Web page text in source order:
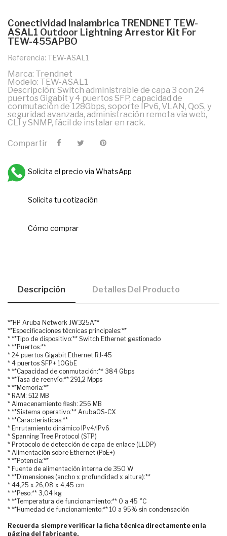
Conectividad Inalambrica TRENDNET TEW-
ASAL1 Outdoor Lightning Arrestor Kit For
TEW-455APBO
Referencia: TEW-ASAL1
Marca: Trendnet
Modelo: TEW-ASAL1
Descripción: Switch administrable de capa 3 con 24
puertos Gigabit y 4 puertos SFP, capacidad de
conmutación de 128Gbps, soporte IPv6, VLAN, QoS, y
seguridad avanzada, administración remota vía web,
CLI y SNMP, fácil de instalar en rack.
Compartir
Solicita el precio via WhatsApp
Solicita tu cotización
Cómo comprar
Descripción Detalles Del Producto
**HP Aruba Network JW325A**
**Especificaciones técnicas principales:**
* **Tipo de dispositivo:** Switch Ethernet gestionado
* **Puertos:**
* 24 puertos Gigabit Ethernet RJ-45
* 4 puertos SFP+ 10GbE
* **Capacidad de conmutación:** 384 Gbps
* **Tasa de reenvío:** 291,2 Mpps
* **Memoria:**
* RAM: 512 MB
* Almacenamiento flash: 256 MB
* **Sistema operativo:** ArubaOS-CX
* **Características:**
* Enrutamiento dinámico IPv4/IPv6
* Spanning Tree Protocol (STP)
* Protocolo de detección de capa de enlace (LLDP)
* Alimentación sobre Ethernet (PoE+)
* **Potencia:**
* Fuente de alimentación interna de 350 W
* **Dimensiones (ancho x profundidad x altura):**
* 44,25 x 26,08 x 4,45 cm
* **Peso:** 3,04 kg
* **Temperatura de funcionamiento:** 0 a 45 °C
* **Humedad de funcionamiento:** 10 a 95% sin condensación
Recuerda siempre verificar la ficha técnica directamente en la
página del fabricante.